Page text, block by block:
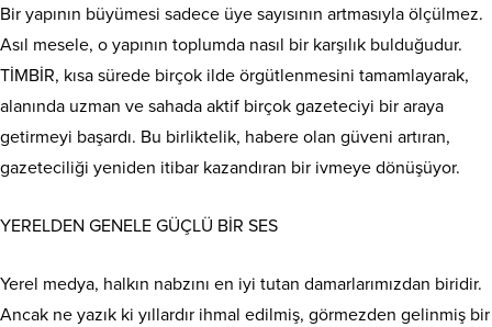
Bir yapının büyümesi sadece üye sayısının artmasıyla ölçülmez.
Asıl mesele, o yapının toplumda nasıl bir karşılık bulduğudur.
TİMBİR, kısa sürede birçok ilde örgütlenmesini tamamlayarak,
alanında uzman ve sahada aktif birçok gazeteciyi bir araya
getirmeyi başardı. Bu birliktelik, habere olan güveni artıran,
gazeteciliği yeniden itibar kazandıran bir ivmeye dönüşüyor.
YERELDEN GENELE GÜÇLÜ BİR SES
Yerel medya, halkın nabzını en iyi tutan damarlarımızdan biridir.
Ancak ne yazık ki yıllardır ihmal edilmiş, görmezden gelinmiş bir